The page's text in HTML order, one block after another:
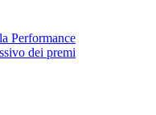
Performance
dei premi